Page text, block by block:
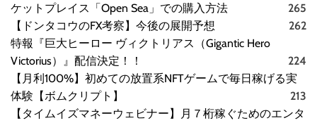
ケットプレイス「Open Sea」での購入方法
265
【ドンタコウのFX考察】今後の展開予想
262
特報『巨大ヒーロー ヴィクトリアス（Gigantic Hero
Victorius）』配信決定！！
224
【月利100%】初めての放置系NFTゲームで毎日稼げる実
体験【ボムクリプト】
213
【タイムイズマネーウェビナー】月７桁稼ぐためのエンタ